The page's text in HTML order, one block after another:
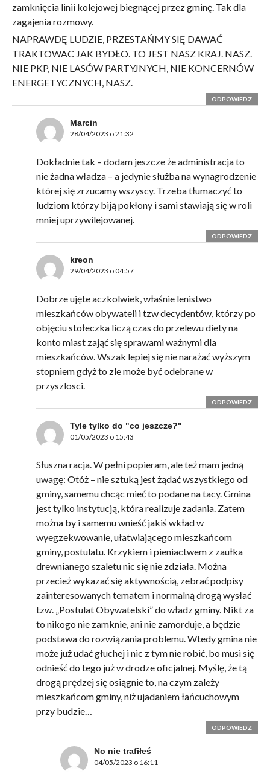
zamknięcia linii kolejowej biegnącej przez gminę. Tak dla
zagajenia rozmowy.
NAPRAWDĘ LUDZIE, PRZESTAŃMY SIĘ DAWAĆ
TRAKTOWAC JAK BYDŁO. TO JEST NASZ KRAJ. NASZ.
NIE PKP, NIE LASÓW PARTYJNYCH, NIE KONCERNÓW
ENERGETYCZNYCH, NASZ.
ODPOWIEDZ
Marcin
28/04/2023 o 21:32
Dokładnie tak – dodam jeszcze że administracja to
nie żadna władza – a jedynie służba na wynagrodzenie
której się zrzucamy wszyscy. Trzeba tłumaczyć to
ludziom którzy biją pokłony i sami stawiają się w roli
mniej uprzywilejowanej.
ODPOWIEDZ
kreon
29/04/2023 o 04:57
Dobrze ujęte aczkolwiek, właśnie lenistwo
mieszkańców obywateli i tzw decydentów, którzy po
objęciu stołeczka liczą czas do przelewu diety na
konto miast zająć się sprawami ważnymi dla
mieszkańców. Wszak lepiej się nie narażać wyższym
stopniem gdyż to zle może być odebrane w
przyszlosci.
ODPOWIEDZ
Tyle tylko do "co jeszcze?"
01/05/2023 o 15:43
Słuszna racja. W pełni popieram, ale też mam jedną
uwagę: Otóż – nie sztuką jest żądać wszystkiego od
gminy, samemu chcąc mieć to podane na tacy. Gmina
jest tylko instytucją, która realizuje zadania. Zatem
można by i samemu wnieść jakiś wkład w
wyegzekwowanie, ułatwiającego mieszkańcom
gminy, postulatu. Krzykiem i pieniactwem z zaułka
drewnianego szaletu nic się nie zdziała. Można
przecież wykazać się aktywnością, zebrać podpisy
zainteresowanych tematem i normalną drogą wysłać
tzw. „Postulat Obywatelski” do władz gminy. Nikt za
to nikogo nie zamknie, ani nie zamorduje, a będzie
podstawa do rozwiązania problemu. Wtedy gmina nie
może już udać głuchej i nic z tym nie robić, bo musi się
odnieść do tego już w drodze oficjalnej. Myślę, że tą
drogą prędzej się osiągnie to, na czym zależy
mieszkańcom gminy, niż ujadaniem łańcuchowym
przy budzie…
ODPOWIEDZ
No nie trafiłeś
04/05/2023 o 16:11